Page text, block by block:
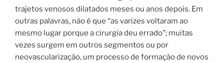
trajetos venosos dilatados meses ou anos depois. Em
outras palavras, não é que “as varizes voltaram ao
mesmo lugar porque a cirurgia deu errado”; muitas
vezes surgem em outros segmentos ou por
neovascularização, um processo de formação de novos